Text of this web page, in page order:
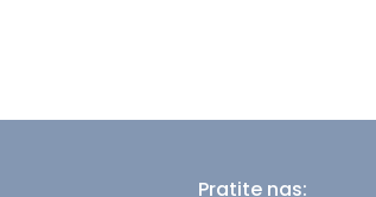
Pratite nas: